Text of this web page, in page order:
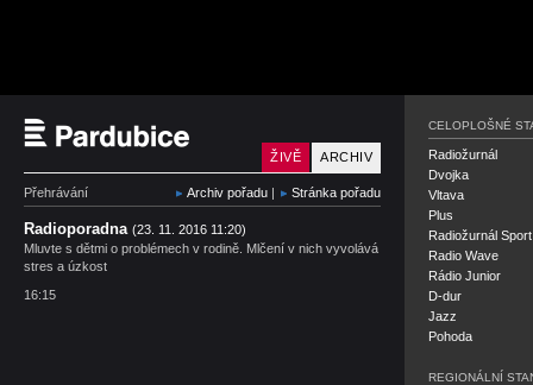
Český rozhlas
ARCHIV
ŽIVĚ
Přehrávání Archiv pořadu | Stránka pořadu
Radioporadna (23. 11. 2016 11:20)
Mluvte s dětmi o problémech v rodině. Mlčení v nich vyvolává
stres a úzkost
16:15
CELOPLOŠNÉ
Radiožurnál
Dvojka
Vltava
Plus
Radiožurnál Sport
Radio Wave
Rádio Junior
D-dur
Jazz
Pohoda
REGIONÁLNÍ